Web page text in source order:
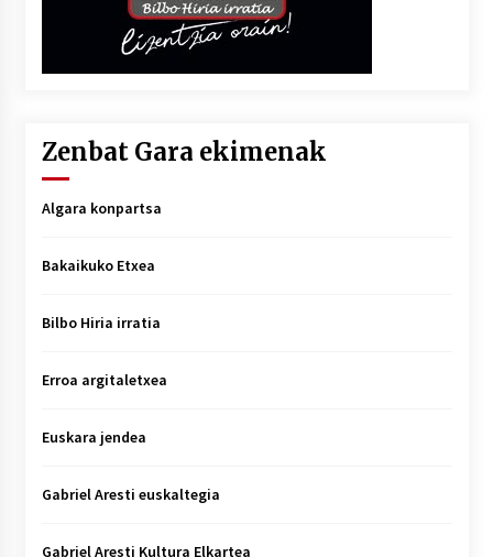
Zenbat Gara ekimenak
Algara konpartsa
Bakaikuko Etxea
Bilbo Hiria irratia
Erroa argitaletxea
Euskara jendea
Gabriel Aresti euskaltegia
Gabriel Aresti Kultura Elkartea